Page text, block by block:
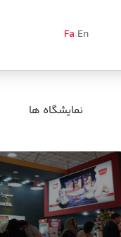
En
.
Fa
نمایشگاه ها